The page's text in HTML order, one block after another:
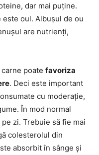
dar mai puține.
este oul. Albușul de ou
are nutrienți,
poate favoriza
. Deci este important
cu moderație,
În mod normal
zi. Trebuie să fie mai
colesterolul din
absorbit în sânge și